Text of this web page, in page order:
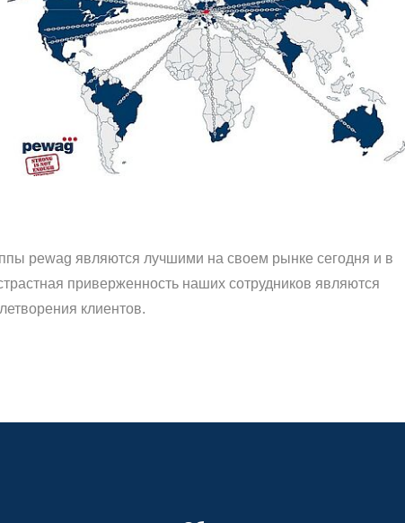
pewag являются лучшими на своем рынке сегодня и в
приверженность наших сотрудников являются
клиентов.